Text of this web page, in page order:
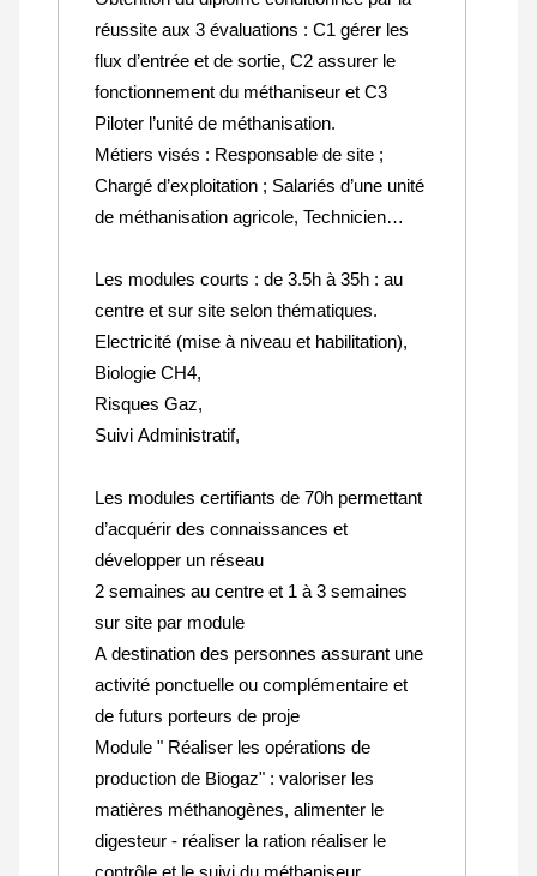
réussite aux 3 évaluations : C1 gérer les
flux d’entrée et de sortie, C2 assurer le
fonctionnement du méthaniseur et C3
Piloter l’unité de méthanisation.
Métiers visés : Responsable de site ;
Chargé d’exploitation ; Salariés d’une unité
de méthanisation agricole, Technicien…
Les modules courts : de 3.5h à 35h : au
centre et sur site selon thématiques.
Electricité (mise à niveau et habilitation),
Biologie CH4,
Risques Gaz,
Suivi Administratif,
Les modules certifiants de 70h permettant
d’acquérir des connaissances et
développer un réseau
2 semaines au centre et 1 à 3 semaines
sur site par module
A destination des personnes assurant une
activité ponctuelle ou complémentaire et
de futurs porteurs de proje
Module " Réaliser les opérations de
production de Biogaz" : valoriser les
matières méthanogènes, alimenter le
digesteur - réaliser la ration réaliser le
contrôle et le suivi du méthaniseur